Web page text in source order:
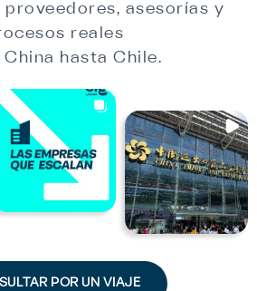
proveedores, asesorías y
reales
China hasta Chile.
POR UN VIAJE